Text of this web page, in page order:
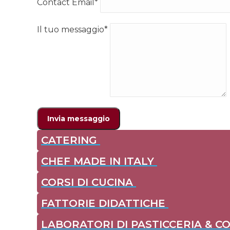
Contact Email *
Il tuo messaggio*
CATERING
CHEF MADE IN ITALY
CORSI DI CUCINA
FATTORIE DIDATTICHE
LABORATORI DI PASTICCERIA &